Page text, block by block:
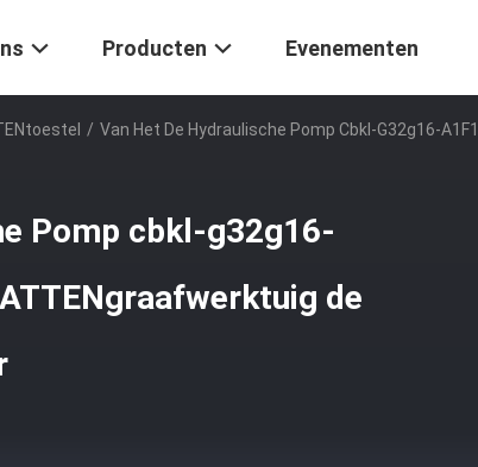
Producten Evenementen
/ Van Het De Hydraulische Pomp Cbkl-G32g16-
Pomp cbkl-g32g16-
de